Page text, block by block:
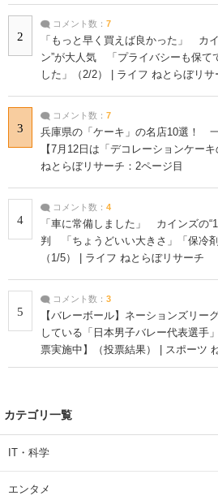
2
コメント数： 7
「もっと早く買えば良かった」 カ
ン”が大人気 「プライバシーも保て
した」（2/2） | ライフ ねとらぼリサ
3
コメント数： 7
兵庫県の「ケーキ」の名店10選！
【7月12日は「デコレーションケー
ねとらぼリサーチ：2ページ目
4
コメント数： 4
「車に常備しました」 カインズの
判 「ちょうどいい大きさ」「保冷剤
（1/5） | ライフ ねとらぼリサーチ
5
コメント数： 3
【バレーボール】ネーションズリー
している「日本男子バレー代表選手
票実施中】（投票結果） | スポーツ
カテゴリ一覧
IT・科学
エンタメ